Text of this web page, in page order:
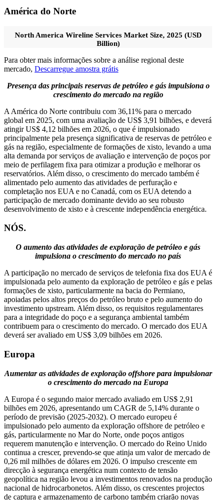
América do Norte
North America Wireline Services Market Size, 2025 (USD
Billion)
Para obter mais informações sobre a análise regional deste
mercado, Descarregue amostra grátis
Presença das principais reservas de petróleo e gás impulsiona o
crescimento do mercado na região
A América do Norte contribuiu com 36,11% para o mercado
global em 2025, com uma avaliação de US$ 3,91 bilhões, e deverá
atingir US$ 4,12 bilhões em 2026, o que é impulsionado
principalmente pela presença significativa de reservas de petróleo e
gás na região, especialmente de formações de xisto, levando a uma
alta demanda por serviços de avaliação e intervenção de poços por
meio de perfilagem fixa para otimizar a produção e melhorar os
reservatórios. Além disso, o crescimento do mercado também é
alimentado pelo aumento das atividades de perfuração e
completação nos EUA e no Canadá, com os EUA detendo a
participação de mercado dominante devido ao seu robusto
desenvolvimento de xisto e à crescente independência energética.
NÓS.
O aumento das atividades de exploração de petróleo e gás
impulsiona o crescimento do mercado no país
A participação no mercado de serviços de telefonia fixa dos EUA é
impulsionada pelo aumento da exploração de petróleo e gás e pelas
formações de xisto, particularmente na bacia do Permiano,
apoiadas pelos altos preços do petróleo bruto e pelo aumento do
investimento upstream. Além disso, os requisitos regulamentares
para a integridade do poço e a segurança ambiental também
contribuem para o crescimento do mercado. O mercado dos EUA
deverá ser avaliado em US$ 3,09 bilhões em 2026.
Europa
Aumentar as atividades de exploração offshore para impulsionar
o crescimento do mercado na Europa
A Europa é o segundo maior mercado avaliado em US$ 2,91
bilhões em 2026, apresentando um CAGR de 5,14% durante o
período de previsão (2025-2032). O mercado europeu é
impulsionado pelo aumento da exploração offshore de petróleo e
gás, particularmente no Mar do Norte, onde poços antigos
requerem manutenção e intervenção. O mercado do Reino Unido
continua a crescer, prevendo-se que atinja um valor de mercado de
0,26 mil milhões de dólares em 2026. O impulso crescente em
direcção à segurança energética num contexto de tensão
geopolítica na região levou a investimentos renovados na produção
nacional de hidrocarbonetos. Além disso, os crescentes projectos
de captura e armazenamento de carbono também criarão novas